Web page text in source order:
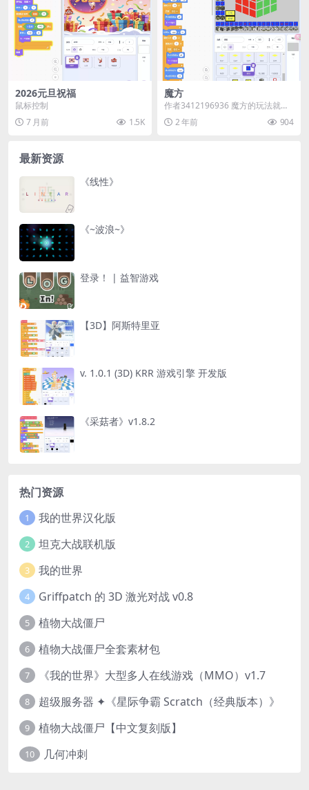
2026元旦祝福
鼠标控制
7 月前
1.5K
魔方
作者3412196936 魔方的玩法就是
尽快将魔方还原. “打乱&#...
2 年前 904
最新资源
《线性》
《~波浪~》
登录！ | 益智游戏
【3D】阿斯特里亚
v. 1.0.1 (3D) KRR 游戏引擎 开发版
《采菇者》v1.8.2
热门资源
1 我的世界汉化版
2 坦克大战联机版
3 我的世界
4 Griffpatch 的 3D 激光对战 v0.8
5 植物大战僵尸
6 植物大战僵尸全套素材包
7 《我的世界》大型多人在线游戏（MMO）v1.7
8 超级服务器 ✦《星际争霸 Scratch（经典版本）》
9 植物大战僵尸【中文复刻版】
10 几何冲刺